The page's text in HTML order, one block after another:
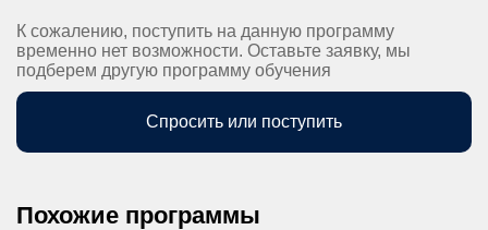
К сожалению, поступить на данную программу
временно нет возможности. Оставьте заявку, мы
подберем другую программу обучения
Спросить или поступить
Похожие программы